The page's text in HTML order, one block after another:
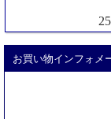
お買い物インフォメ